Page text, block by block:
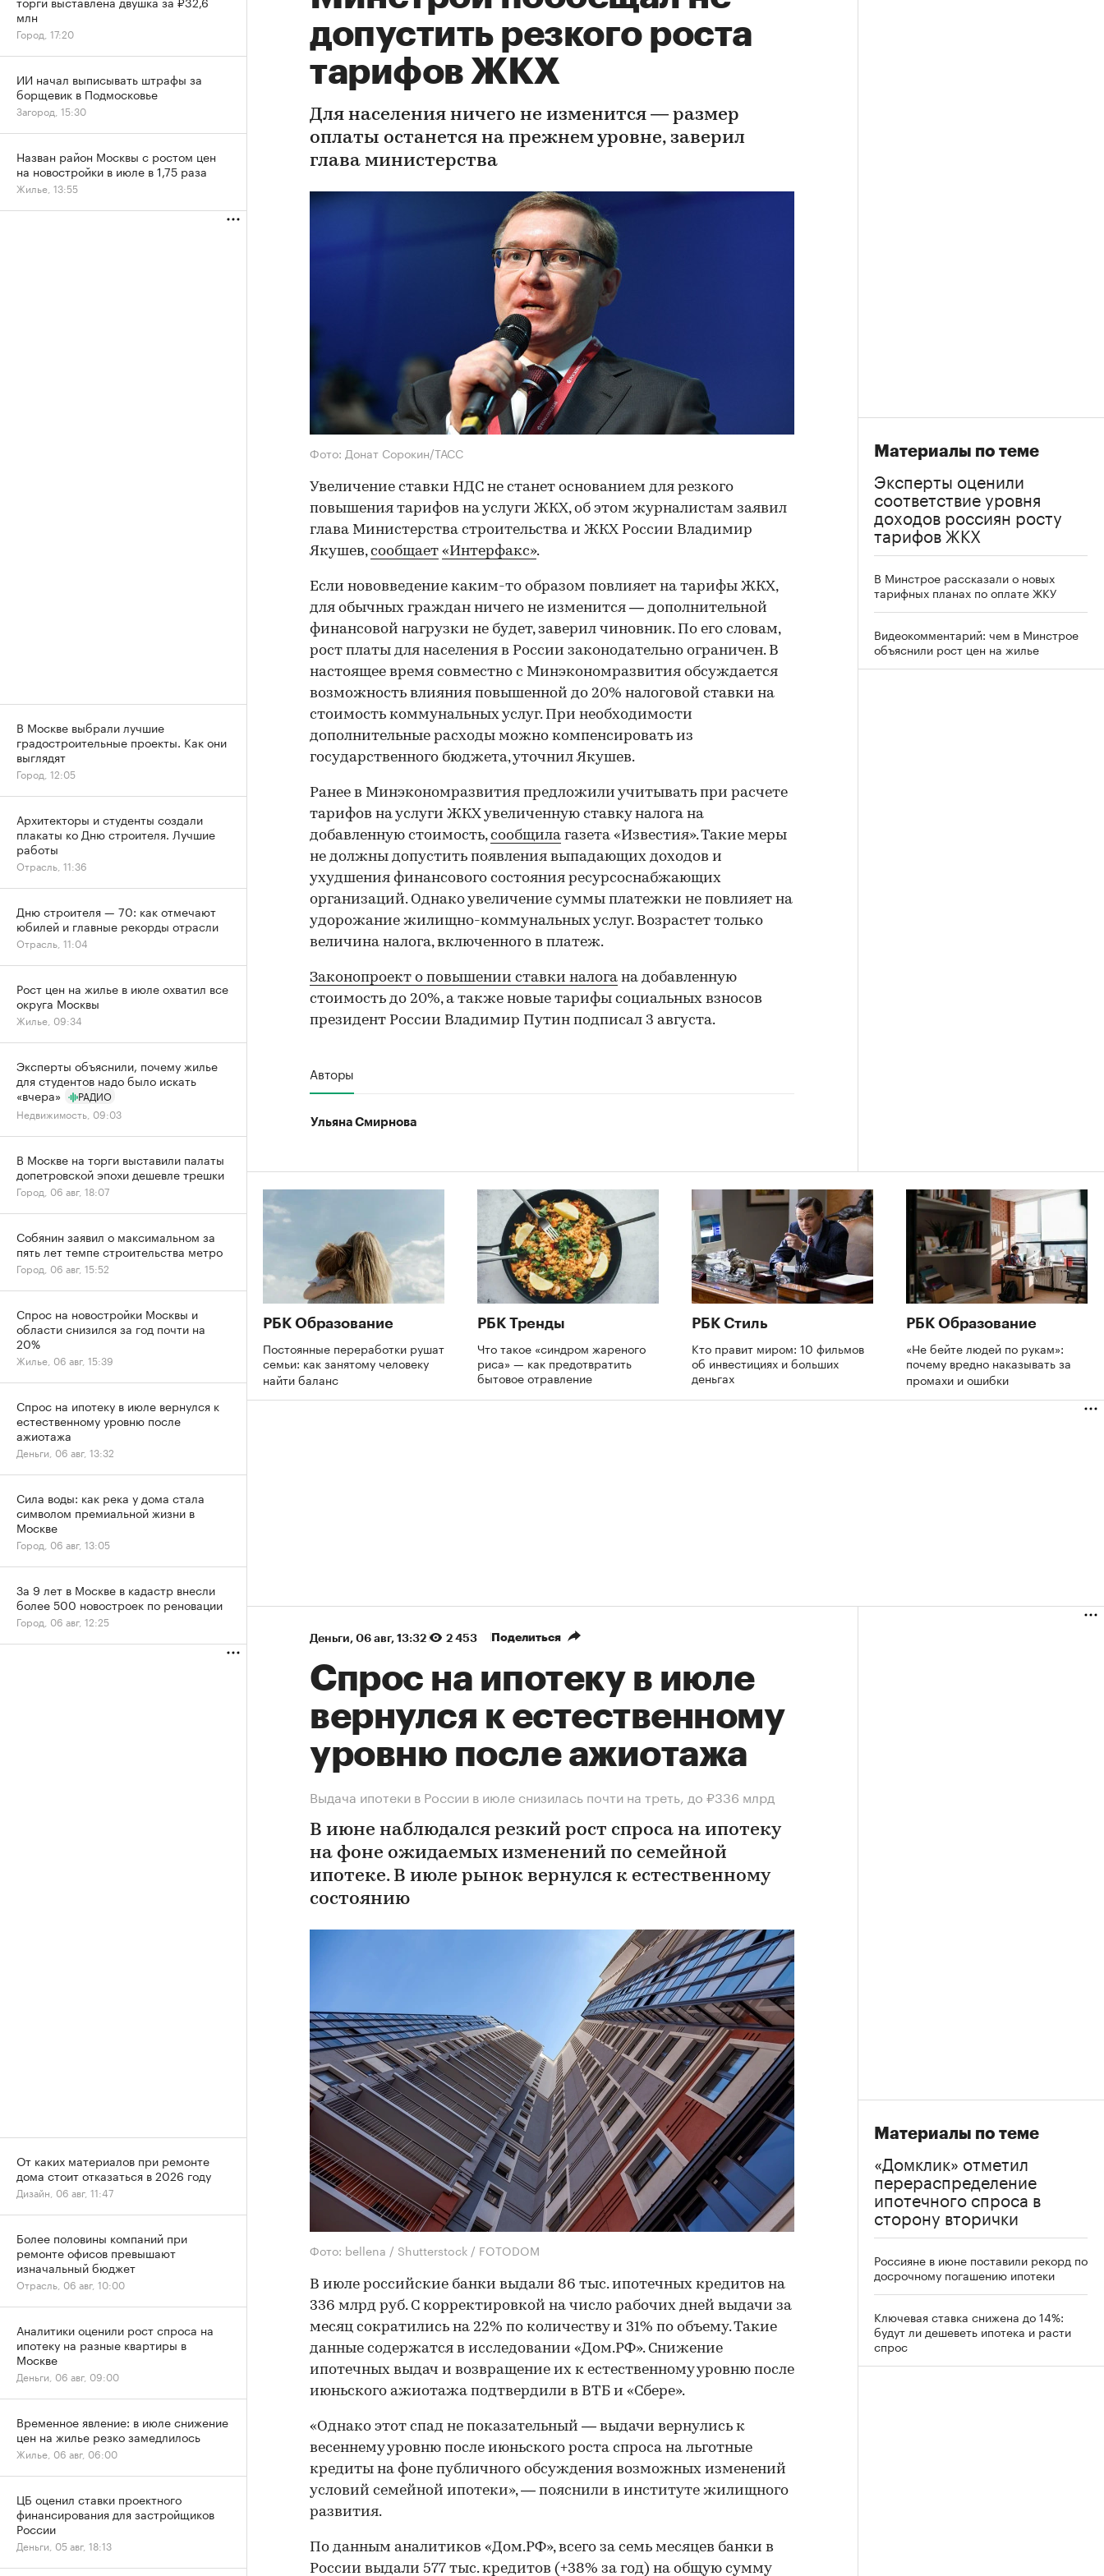
допустить резкого роста
тарифов ЖКХ
Для населения ничего не изменится — размер
оплаты останется на прежнем уровне, заверил
глава министерства
Фото: Донат Сорокин/ТАСС
Увеличение ставки НДС не станет основанием для резкого
повышения тарифов на услуги ЖКХ, об этом журналистам заявил
глава Министерства строительства и ЖКХ России Владимир
Якушев,сообщает «Интерфакс».
Если нововведение каким-то образом повлияет на тарифы ЖКХ,
для обычных граждан ничего не изменится — дополнительной
финансовой нагрузки не будет, заверил чиновник. По его словам,
рост платы для населения в России законодательно ограничен. В
настоящее время совместно с Минэкономразвития обсуждается
возможность влияния повышенной до 20% налоговой ставки на
стоимость коммунальных услуг. При необходимости
дополнительные расходы можно компенсировать из
государственного бюджета, уточнил Якушев.
Ранее в Минэкономразвития предложили учитывать при расчете
тарифов на услуги ЖКХ увеличенную ставку налога на
добавленную стоимость,сообщила газета «Известия». Такие меры
не должны допустить появления выпадающих доходов и
ухудшения финансового состояния ресурсоснабжающих
организаций. Однако увеличение суммы платежки не повлияет на
удорожание жилищно-коммунальных услуг. Возрастет только
величина налога, включенного в платеж.
Законопроект о повышении ставки налога на добавленную
стоимость до 20%, а также новые тарифы социальных взносов
президент России Владимир Путин подписал 3 августа.
Авторы
Ульяна Смирнова
Материалы по теме
Эксперты оценили
соответствие уровня
доходов россиян росту
тарифов ЖКХ
В Минстрое рассказали о новых
тарифных планах по оплате ЖКУ
Видеокомментарий: чем в Минстрое
объяснили рост цен на жилье
РБК Образование
Постоянные переработки рушат
семьи: как занятому человеку
найти баланс
РБК Тренды
Что такое «синдром жареного
риса» — как предотвратить
бытовое отравление
РБК Стиль
Кто правит миром: 10 фильмов
об инвестициях и больших
деньгах
РБК Образование
«Не бейте людей по рукам»:
почему вредно наказывать за
промахи и ошибки
Деньги⁠, 06 авг, 13:32 2 453 Поделиться
Спрос на ипотеку в июле
вернулся к естественному
уровню после ажиотажа
Выдача ипотеки в России в июле снизилась почти на треть, до ₽336 млрд
В июне наблюдался резкий рост спроса на ипотеку
на фоне ожидаемых изменений по семейной
ипотеке. В июле рынок вернулся к естественному
состоянию
Фото: bellena / Shutterstock / FOTODOM
В июле российские банки выдали 86 тыс. ипотечных кредитов на
336 млрд руб. С корректировкой на число рабочих дней выдачи за
месяц сократились на 22% по количеству и 31% по объему. Такие
данные содержатся в исследовании «Дом.РФ». Снижение
ипотечных выдач и возвращение их к естественному уровню после
июньского ажиотажа подтвердили в ВТБ и «Сбере».
«Однако этот спад не показательный — выдачи вернулись к
весеннему уровню после июньского роста спроса на льготные
кредиты на фоне публичного обсуждения возможных изменений
условий семейной ипотеки», — пояснили в институте жилищного
развития.
По данным аналитиков «Дом.РФ», всего за семь месяцев банки в
России выдали 577 тыс. кредитов (+38% за год) на общую сумму
Материалы по теме
«Домклик» отметил
перераспределение
ипотечного спроса в
сторону вторички
Россияне в июне поставили рекорд по
досрочному погашению ипотеки
Ключевая ставка снижена до 14%:
будут ли дешеветь ипотека и расти
спрос
млн
Город, 17:20
ИИ начал выписывать штрафы за
борщевик в Подмосковье
Загород, 15:30
Назван район Москвы с ростом цен
на новостройки в июле в 1,75 раза
Жилье, 13:55
В Москве выбрали лучшие
градостроительные проекты. Как они
выглядят
Город, 12:05
Архитекторы и студенты создали
плакаты ко Дню строителя. Лучшие
работы
Отрасль, 11:36
Дню строителя — 70: как отмечают
юбилей и главные рекорды отрасли
Отрасль, 11:04
Рост цен на жилье в июле охватил все
округа Москвы
Жилье, 09:34
Эксперты объяснили, почему жилье
для студентов надо было искать
«вчера»
РАДИО
Недвижимость, 09:03
В Москве на торги выставили палаты
допетровской эпохи дешевле трешки
Город, 06 авг, 18:07
Собянин заявил о максимальном за
пять лет темпе строительства метро
Город, 06 авг, 15:52
Спрос на новостройки Москвы и
области снизился за год почти на
20%
Жилье, 06 авг, 15:39
Спрос на ипотеку в июле вернулся к
естественному уровню после
ажиотажа
Деньги, 06 авг, 13:32
Сила воды: как река у дома стала
символом премиальной жизни в
Москве
Город, 06 авг, 13:05
За 9 лет в Москве в кадастр внесли
более 500 новостроек по реновации
Город, 06 авг, 12:25
От каких материалов при ремонте
дома стоит отказаться в 2026 году
Дизайн, 06 авг, 11:47
Более половины компаний при
ремонте офисов превышают
изначальный бюджет
Отрасль, 06 авг, 10:00
Аналитики оценили рост спроса на
ипотеку на разные квартиры в
Москве
Деньги, 06 авг, 09:00
Временное явление: в июле снижение
цен на жилье резко замедлилось
Жилье, 06 авг, 06:00
ЦБ оценил ставки проектного
финансирования для застройщиков
России
Деньги, 05 авг, 18:13